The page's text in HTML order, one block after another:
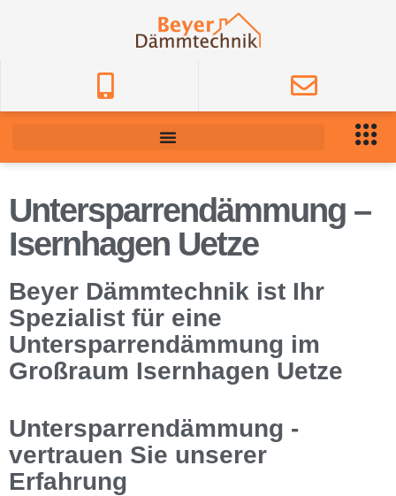
Untersparrendämmung –
Isernhagen Uetze
Beyer Dämmtechnik ist Ihr
Spezialist für eine
Untersparrendämmung im
Großraum Isernhagen Uetze
Untersparrendämmung -
vertrauen Sie unserer
Erfahrung